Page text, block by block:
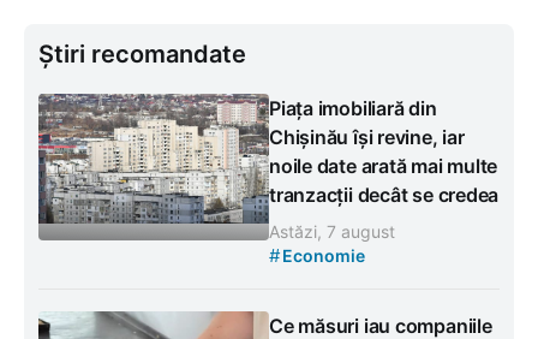
Știri recomandate
Piața imobiliară din
Chișinău își revine, iar
noile date arată mai multe
tranzacții decât se credea
Astăzi, 7 august
#Economie
Ce măsuri iau companiile